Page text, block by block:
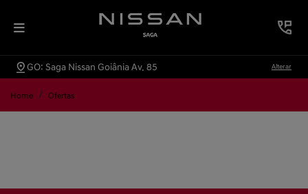
GO: Saga Nissan Goiânia Av. 85 Alterar
Home Ofertas